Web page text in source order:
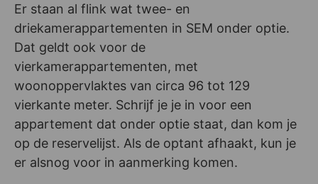
Er staan al flink wat twee- en
driekamerappartementen in SEM onder optie.
Dat geldt ook voor de
vierkamerappartementen, met
woonoppervlaktes van circa 96 tot 129
vierkante meter. Schrijf je je in voor een
appartement dat onder optie staat, dan kom je
op de reservelijst. Als de optant afhaakt, kun je
er alsnog voor in aanmerking komen.